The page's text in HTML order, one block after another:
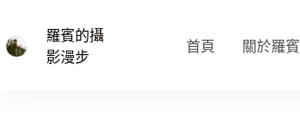
主
羅賓的攝
影漫步
首頁 關於羅賓